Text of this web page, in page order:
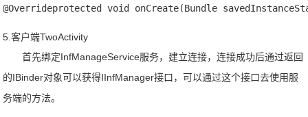
@Overrideprotected void onCreate(Bundle
5.客户端TwoActivity
首先绑定InfManageService服务，建立连接，连接成功后通过返回
的IBinder对象可以获得IInfManager接口，可以通过这个接口去使用服
务端的方法。